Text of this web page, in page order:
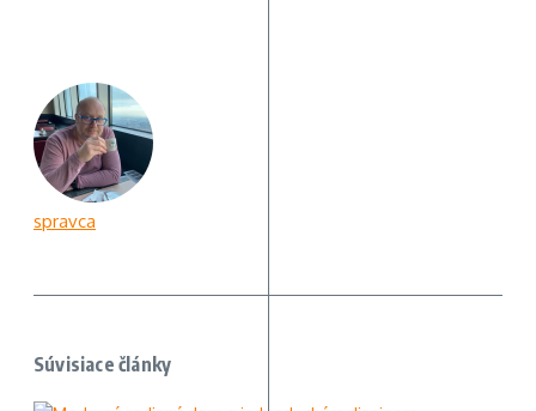
spravca
Súvisiace články